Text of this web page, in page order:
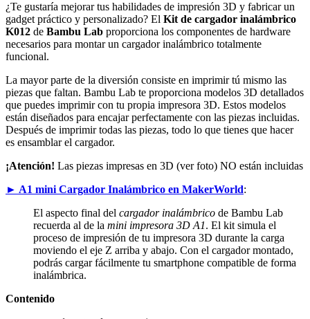
¿Te gustaría mejorar tus habilidades de impresión 3D y fabricar un
gadget práctico y personalizado? El Kit de cargador inalámbrico
K012 de Bambu Lab proporciona los componentes de hardware
necesarios para montar un cargador inalámbrico totalmente
funcional.
La mayor parte de la diversión consiste en imprimir tú mismo las
piezas que faltan. Bambu Lab te proporciona modelos 3D detallados
que puedes imprimir con tu propia impresora 3D. Estos modelos
están diseñados para encajar perfectamente con las piezas incluidas.
Después de imprimir todas las piezas, todo lo que tienes que hacer
es ensamblar el cargador.
¡Atención! Las piezas impresas en 3D (ver foto) NO están incluidas
► A1 mini Cargador Inalámbrico en MakerWorld:
El aspecto final del cargador inalámbrico de Bambu Lab
recuerda al de la mini impresora 3D A1. El kit simula el
proceso de impresión de tu impresora 3D durante la carga
moviendo el eje Z arriba y abajo. Con el cargador montado,
podrás cargar fácilmente tu smartphone compatible de forma
inalámbrica.
Contenido